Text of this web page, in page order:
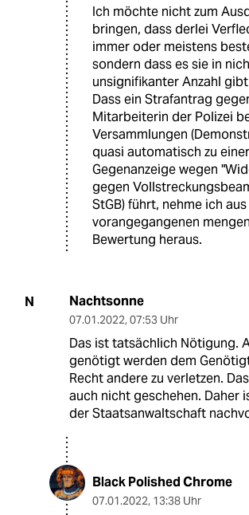
Ich möchte nicht zum
bringen, dass derlei
immer oder meistens
sondern dass es sie in
unsignifikanter Anzahl
Dass ein Strafantrag
Mitarbeiterin der Polizei
Versammlungen
quasi automatisch zu einer
Gegenanzeige wegen
gegen
StGB) führt, nehme ich
vorangegangenen
Bewertung heraus.
N Nachtsonne
07.01.2022, 07:53 Uhr
Das ist tatsächlich Nötigung.
genötigt werden dem
Recht andere zu verletzen.
auch nicht geschehen. Daher
der Staatsanwaltschaft
Black Polished Chrome
07.01.2022, 13:38 Uhr